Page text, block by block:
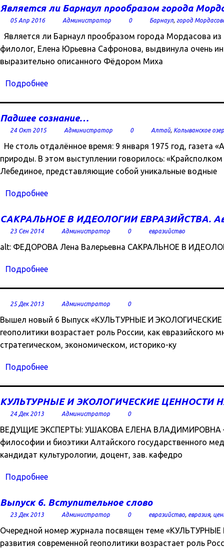
Является ли Барнаул прообразом города
05 Апр 2016 Администратор 0 Барнаул, город
Является ли Барнаул прообразом города Мордасова
филолог, Елена Юрьевна Сафронова, выдвинула очень
выразительно описанного Фёдором Миха
Подробнее
Падшее сознание…
24 Окт 2015 Администратор 0 Алтай, Колыванское
Не столь отдалённое время: 9 января 1975 год, газета
природы. В этом выступлении говорилось:
Лебединое, представляющие собой уникальные водные
Подробнее
САКРАЛЬНОЕ В ИДЕОЛОГИИ ЕВРАЗИЙСТВА.
23 Сен 2014 Администратор 0 евразийство
alt: ФЕДОРОВА Лена Валерьевна САКРАЛЬНОЕ В
Подробнее
25 Дек 2013 Администратор 0
Вышел новый 6 Выпуск «КУЛЬТУРНЫЕ И
геополитики возрастает роль России, как евразийского
стратегическом, экономическом, историко-ку
Подробнее
КУЛЬТУРНЫЕ И ЭКОЛОГИЧЕСКИЕ ЦЕННОСТИ
24 Дек 2013 Администратор 0
ВЕДУЩИЕ ЭКСПЕРТЫ: УШАКОВА ЕЛЕНА ВЛАДИМИРОВНА –
философии и биоэтики Алтайского государственного
кандидат культурологии, доцент, зав. кафедро
Подробнее
Выпуск 6. Вступительное слово
23 Дек 2013 Администратор 0 евразийство, евразия,
Очередной номер журнала посвящен теме
развития современной геополитики возрастает роль